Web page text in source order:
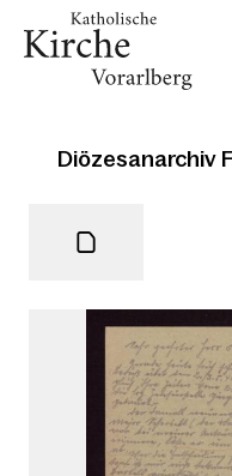
Diözesanarchiv